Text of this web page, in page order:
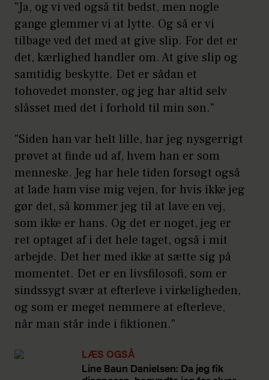
"Ja, og vi ved også tit bedst, men nogle
gange glemmer vi at lytte. Og så er vi
tilbage ved det med at give slip. For det er
det, kærlighed handler om. At give slip og
samtidig beskytte. Det er sådan et
tohovedet monster, og jeg har altid selv
slåsset med det i forhold til min søn."
"Siden han var helt lille, har jeg nysgerrigt
prøvet at finde ud af, hvem han er som
menneske. Jeg har hele tiden forsøgt også
at lade ham vise mig vejen, for hvis ikke jeg
gør det, så kommer jeg til at lave en vej,
som ikke er hans. Og det er noget, jeg er
ret optaget af i det hele taget, også i mit
arbejde. Det her med ikke at sætte sig på
momentet. Det er en livsfilosofi, som er
sindssygt svær at efterleve i virkeligheden,
og som er meget nemmere at efterleve,
når man står inde i fiktionen."
LÆS OGSÅ
Line Baun Danielsen: Da jeg fik